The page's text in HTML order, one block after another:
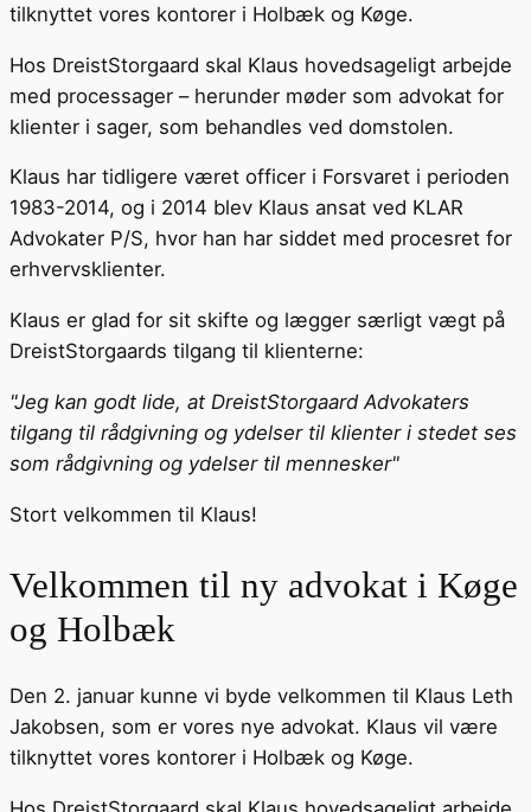
tilknyttet vores kontorer i Holbæk og Køge.
Hos DreistStorgaard skal Klaus hovedsageligt arbejde
med processager – herunder møder som advokat for
klienter i sager, som behandles ved domstolen.
Klaus har tidligere været officer i Forsvaret i perioden
1983-2014, og i 2014 blev Klaus ansat ved KLAR
Advokater P/S, hvor han har siddet med procesret for
erhvervsklienter.
Klaus er glad for sit skifte og lægger særligt vægt på
DreistStorgaards tilgang til klienterne:
"Jeg kan godt lide, at DreistStorgaard Advokaters
tilgang til rådgivning og ydelser til klienter i stedet ses
som rådgivning og ydelser til mennesker"
Stort velkommen til Klaus!
Velkommen til ny advokat i Køge
og Holbæk
Den 2. januar kunne vi byde velkommen til Klaus Leth
Jakobsen, som er vores nye advokat. Klaus vil være
tilknyttet vores kontorer i Holbæk og Køge.